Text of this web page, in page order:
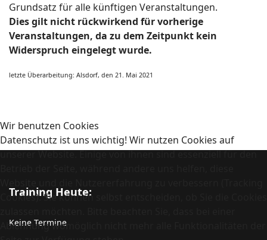
Grundsatz für alle künftigen Veranstaltungen.
Dies gilt nicht rückwirkend für vorherige
Veranstaltungen, da zu dem Zeitpunkt kein
Widerspruch eingelegt wurde.
letzte Überarbeitung: Alsdorf, den 21. Mai 2021
Training Heute:
Keine Termine
Wir benutzen Cookies
Datenschutz ist uns wichtig! Wir nutzen Cookies auf
unserer Website. Einige von ihnen sind essenziell für den
Cookies). Sie können selbst entscheiden, ob Sie die Cookies
Ablehnung womöglich nicht mehr alle Funktionalitäten der